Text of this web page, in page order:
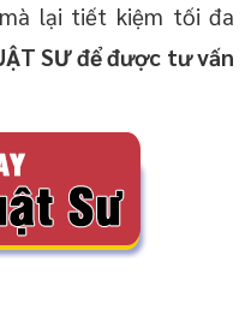
lại tiết kiệm tối đa
SƯ để được tư vấn